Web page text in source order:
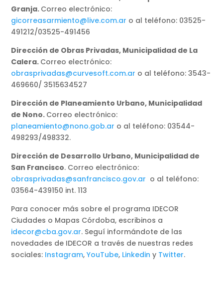
Granja. Correo electrónico:
gicorreasarmiento@live.com.ar o al teléfono: 03525-
491212/03525-491456
Dirección de Obras Privadas, Municipalidad de La
Calera. Correo electrónico:
obrasprivadas@curvesoft.com.ar o al teléfono: 3543-
469660/ 3515634527
Dirección de Planeamiento Urbano, Municipalidad
de Nono. Correo electrónico:
planeamiento@nono.gob.ar o al teléfono: 03544-
498293/498332.
Dirección de Desarrollo Urbano, Municipalidad de
San Francisco. Correo electrónico:
obrasprivadas@sanfrancisco.gov.ar o al teléfono:
03564-439150 int. 113
Para conocer más sobre el programa IDECOR
Ciudades o Mapas Córdoba, escribinos a
idecor@cba.gov.ar. Seguí informándote de las
novedades de IDECOR a través de nuestras redes
sociales: Instagram,YouTube, Linkedin y Twitter.